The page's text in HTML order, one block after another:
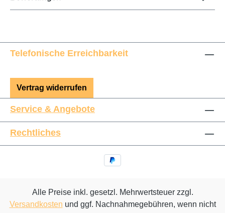
Telefonische Erreichbarkeit
Vertrag widerrufen
Service & Angebote
Rechtliches
Alle Preise inkl. gesetzl. Mehrwertsteuer zzgl.
Versandkosten und ggf. Nachnahmegebühren, wenn nicht